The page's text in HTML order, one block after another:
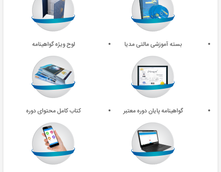
بسته آموزشی مالتی مدیا لوح ویژه گواهینامه
گواهینامه پایان دوره معتبر کتاب کامل محتوای دوره